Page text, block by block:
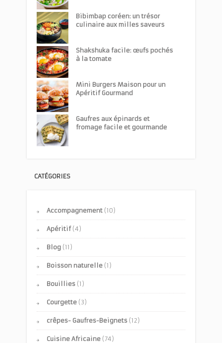
Bibimbap coréen: un trésor
culinaire aux milles saveurs
Shakshuka facile: œufs pochés
à la tomate
Mini Burgers Maison pour un
Apéritif Gourmand
Gaufres aux épinards et
fromage facile et gourmande
CATÉGORIES
Accompagnement (10)
Apéritif(4)
Blog (11)
Boisson naturelle (1)
Bouillies (1)
Courgette (3)
crêpes- Gaufres-Beignets (12)
Cuisine Africaine (74)